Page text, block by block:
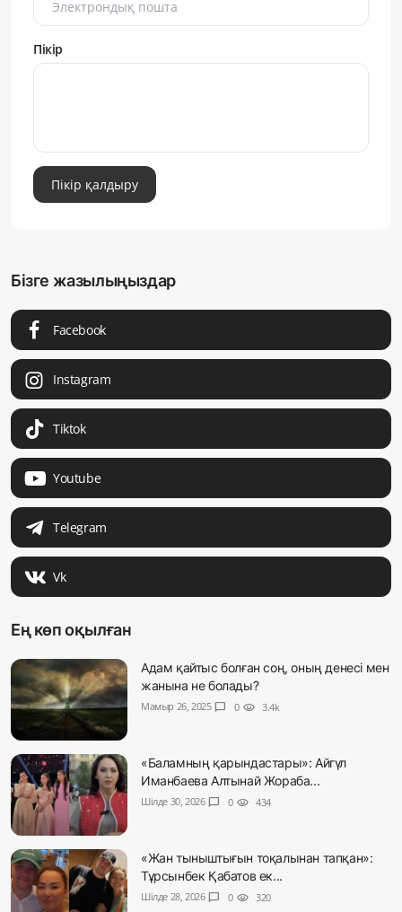
Пікір
Пікір қалдыру
Бізге жазылыңыздар
Facebook
Instagram
Tiktok
Youtube
Telegram
Vk
Ең көп оқылған
Адам қайтыс болған соң, оның денесі мен
жанына не болады?
Мамыр 26, 2025 chat_bubble 0 visibility 3.4k
«Баламның қарындастары»: Айгүл
Иманбаева Алтынай Жораба...
Шілде 30, 2026 chat_bubble 0 visibility 434
«Жан тыныштығын тоқалынан тапқан»:
Тұрсынбек Қабатов ек...
Шілде 28, 2026 chat_bubble 0 visibility 320